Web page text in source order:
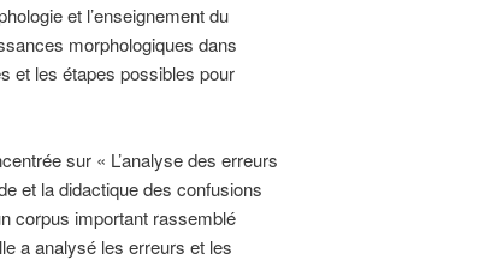
et l’enseignement du
morphologiques dans
et les étapes possibles pour
sur « L’analyse des erreurs
et la didactique des confusions
corpus important rassemblé
a analysé les erreurs et les